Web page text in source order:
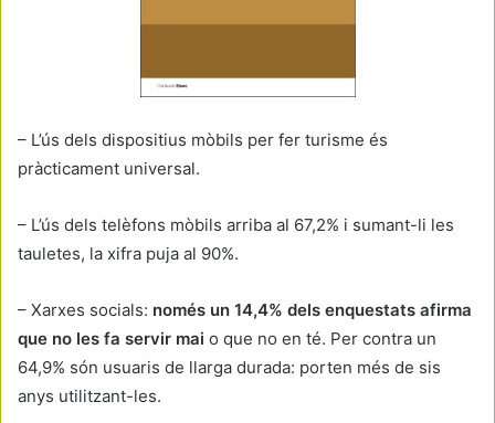
– L’ús dels dispositius mòbils per fer turisme és
pràcticament universal.
– L’ús dels telèfons mòbils arriba al 67,2% i sumant-li les
tauletes, la xifra puja al 90%.
– Xarxes socials: només un 14,4% dels enquestats afirma
que no les fa servir mai o que no en té. Per contra un
64,9% són usuaris de llarga durada: porten més de sis
anys utilitzant-les.